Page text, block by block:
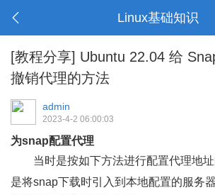
Linux基础知识
[教程分享] Ubuntu 22.04 给
撤销代理的方法
admin
2023-4-2 06:00:03
为snap配置代理
当时是按如下方法进行配置代理地
是将snap下载时引入到本地配置的服务